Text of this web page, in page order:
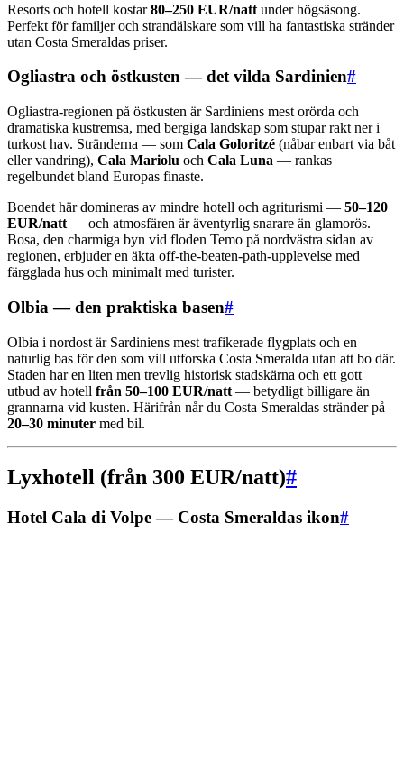
Resorts och hotell kostar80–250 EUR/natt under högsäsong.
Perfekt för familjer och strandälskare som vill ha fantastiska stränder
utan Costa Smeraldas priser.
Ogliastra och östkusten — det vilda Sardinien#
Ogliastra-regionen på östkusten är Sardiniens mest orörda och
dramatiska kustremsa, med bergiga landskap som stupar rakt ner i
turkost hav. Stränderna — som Cala Goloritzé (nåbar enbart via båt
eller vandring), Cala Mariolu och Cala Luna — rankas
regelbundet bland Europas finaste.
Boendet här domineras av mindre hotell och agriturismi — 50–120
EUR/natt — och atmosfären är äventyrlig snarare än glamorös.
Bosa, den charmiga byn vid floden Temo på nordvästra sidan av
regionen, erbjuder en äkta off-the-beaten-path-upplevelse med
färgglada hus och minimalt med turister.
Olbia — den praktiska basen#
Olbia i nordost är Sardiniens mest trafikerade flygplats och en
naturlig bas för den som vill utforska Costa Smeralda utan att bo där.
Staden har en liten men trevlig historisk stadskärna och ett gott
utbud av hotell från 50–100 EUR/natt — betydligt billigare än
grannarna vid kusten. Härifrån når du Costa Smeraldas stränder på
20–30 minuter med bil.
Lyxhotell (från 300 EUR/natt)#
Hotel Cala di Volpe — Costa Smeraldas ikon#